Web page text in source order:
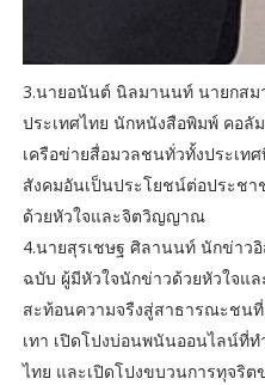
3.นายอนันต์ นิลมานนท์ นายกส
ประเทศไทย นักหนังสือพิมพ์ คอ
เครือข่ายสื่อมวลชนทั่วทั้งประเท
สังคมอันเป็นประโยชน์ต่อประช
ด้วยหัวใจและจิตวิญญาณ
4.นายสุรเชษฐ ศิลานนท์ นักข่าว
ฉบับ ผู้มีหัวใจนักข่าวด้วยหัวใจ
สะท้อนความจรืงสู่สาธารณะชน
เทา เปิดโปงบ่อนพนันออนไลน์ที่
ไทย และเปิดโปงขบวนการทุจริต